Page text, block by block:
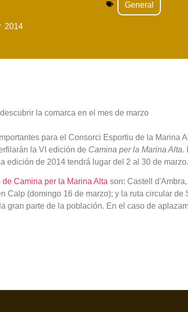
General
2014
la comarca en el mes de marzo
para el Consorci Esportiu de la Marina
la VI edición de Camina per la Marina Alta.
edición de 2014 tendrá lugar del 2 al 30 de marzo.
Camina per la Marina Alta son: Castell
Calp (domingo 16 de marzo); y la ruta circular
gran parte de la población. En el caso de